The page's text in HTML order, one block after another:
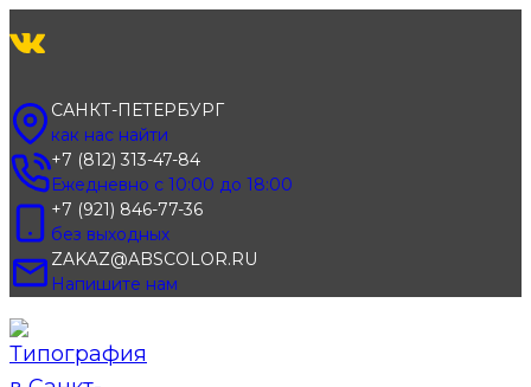
к
САНКТ-ПЕТЕРБУРГ
как нас найти
+7 (812) 313-47-84
Ежедневно с 10:00 до 18:00
+7 (921) 846-77-36
без выходных
ZAKAZ@ABSCOLOR.RU
Напишите нам